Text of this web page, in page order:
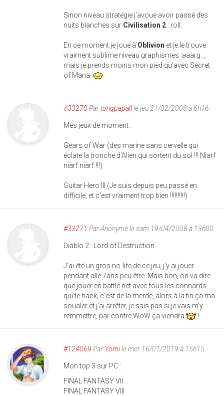
Sinon niveau stratégie j'avoue avoir passé des
nuits blanches sur Civilisation 2 . :roll:
En ce moment je joue à Oblivion et je le trouve
vraiment sublime niveau graphismes :aaarg: ,
mais je prends moins mon pied qu'avec Secret
of Mana.
#33270 Partongpapallle jeu 21/02/2008 à 6h16
Mes jeux de moment :
Gears of War (des marine sans cervelle qui
éclate la tronche d'Alien qui sortent du sol !!! Niarf
niarf niarf !!!)
Guitar Hero III (Je suis depuis peu passé en
difficile, et c'est vraiment trop bien !!!!!!!!!!)
#33271 ParAnonymele sam 19/04/2008 à 13h00
Diablo 2 : Lord of Destruction.
J'ai été un gros no-life de ce jeu, j'y ai jouer
pendant allé 7ans peu être. Mais bon, on va dire
que jouer en battle.net avec tous les connards
qui te hack, c'est de la merde, alors à la fin ça ma
soualer et j'ai arrêter, je sais pas si je vais m'y
remmettre, par contre WoW ça viendra
!
#124069 Par Yomile mer 16/01/2019 à 15h15
Mon top 3 sur PC :
FINAL FANTASY VII
FINAL FANTASY VIII